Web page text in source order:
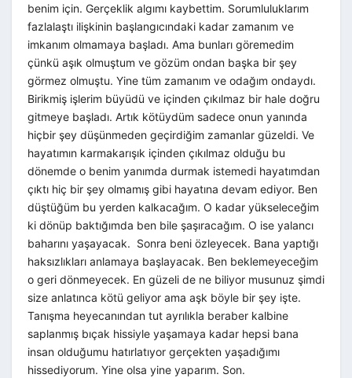
benim için. Gerçeklik algımı kaybettim. Sorumluluklarım
fazlalaştı ilişkinin başlangıcındaki kadar zamanım ve
imkanım olmamaya başladı. Ama bunları göremedim
çünkü aşık olmuştum ve gözüm ondan başka bir şey
görmez olmuştu. Yine tüm zamanım ve odağım ondaydı.
Birikmiş işlerim büyüdü ve içinden çıkılmaz bir hale doğru
gitmeye başladı. Artık kötüydüm sadece onun yanında
hiçbir şey düşünmeden geçirdiğim zamanlar güzeldi. Ve
hayatımın karmakarışık içinden çıkılmaz olduğu bu
dönemde o benim yanımda durmak istemedi hayatımdan
çıktı hiç bir şey olmamış gibi hayatına devam ediyor. Ben
düştüğüm bu yerden kalkacağım. O kadar yükseleceğim
ki dönüp baktığımda ben bile şaşıracağım. O ise yalancı
baharını yaşayacak. Sonra beni özleyecek. Bana yaptığı
haksızlıkları anlamaya başlayacak. Ben beklemeyeceğim
o geri dönmeyecek. En güzeli de ne biliyor musunuz şimdi
size anlatınca kötü geliyor ama aşk böyle bir şey işte.
Tanışma heyecanından tut ayrılıkla beraber kalbine
saplanmış bıçak hissiyle yaşamaya kadar hepsi bana
insan olduğumu hatırlatıyor gerçekten yaşadığımı
hissediyorum. Yine olsa yine yaparım. Son.